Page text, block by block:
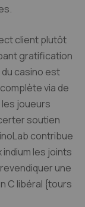
client plutôt
gratification
casino est
via de
joueurs
soutien
contribue
les joints
une
C libéral {tours